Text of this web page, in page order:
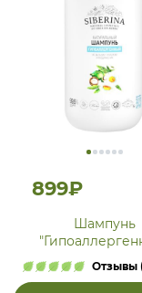
899₽
Шампунь
Отзывы